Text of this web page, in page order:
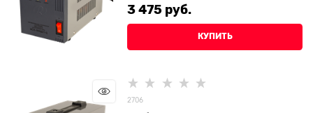
3 475 руб.
КУПИТЬ
2706